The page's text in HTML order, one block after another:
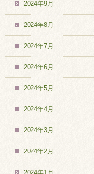
2024年9月
2024年8月
2024年7月
2024年6月
2024年5月
2024年4月
2024年3月
2024年2月
2024年1月